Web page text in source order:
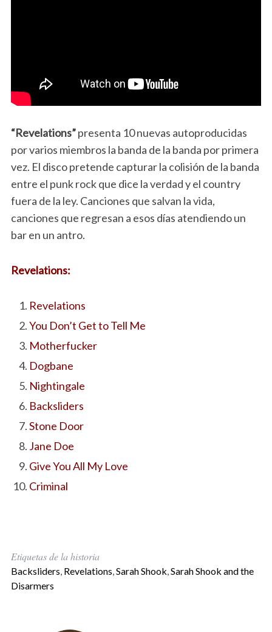
“Revelations”presenta 10 nuevas autoproducidas
por varios miembros la banda de la banda por primera
vez. El disco pretende capturar la colisión de la banda
entre el punk rock que dice la verdad y el country
fuera de la ley. Canciones que salvan la vida,
canciones que regresan a esos días atendiendo un
bar en un antro.
Revelations:
Revelations
You Don’t Get to Tell Me
Motherfucker
Dogbane
Nightingale
Backsliders
Stone Door
Jane Doe
Give You All My Love
Criminal
Etiquetas de la historia
Backsliders Revelations Sarah Shook Sarah Shook and the
Disarmers